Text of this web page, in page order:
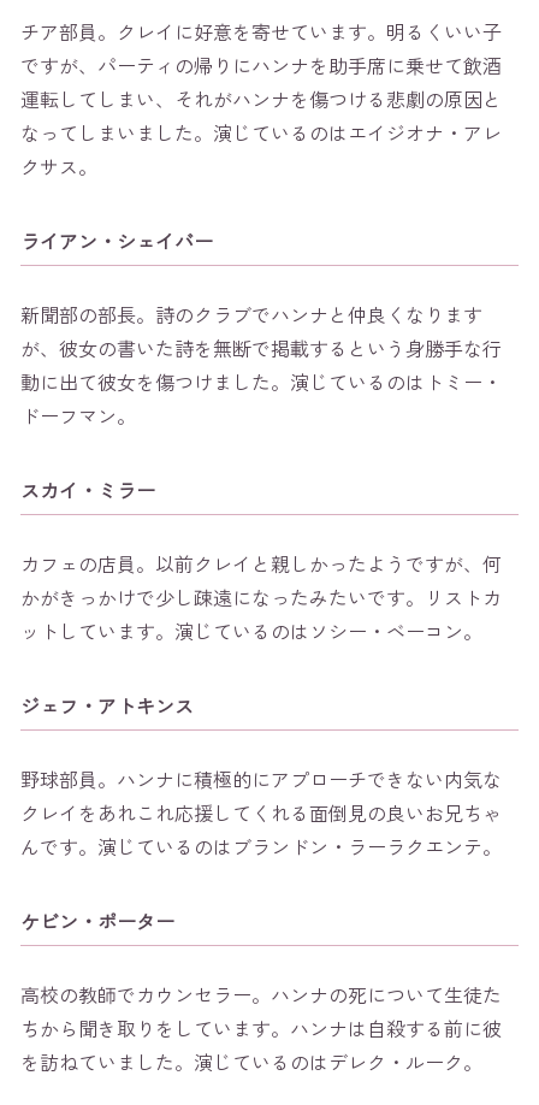
チア部員。クレイに好意を寄せています。明るくいい子
ですが、パーティの帰りにハンナを助手席に乗せて飲酒
運転してしまい、それがハンナを傷つける悲劇の原因と
なってしまいました。演じているのはエイジオナ・アレ
クサス。
ライアン・シェイバー
新聞部の部長。詩のクラブでハンナと仲良くなります
が、彼女の書いた詩を無断で掲載するという身勝手な行
動に出て彼女を傷つけました。演じているのはトミー・
ドーフマン。
スカイ・ミラー
カフェの店員。以前クレイと親しかったようですが、何
かがきっかけで少し疎遠になったみたいです。リストカ
ットしています。演じているのはソシー・ベーコン。
ジェフ・アトキンス
野球部員。ハンナに積極的にアプローチできない内気な
クレイをあれこれ応援してくれる面倒見の良いお兄ちゃ
んです。演じているのはブランドン・ラーラクエンテ。
ケビン・ポーター
高校の教師でカウンセラー。ハンナの死について生徒た
ちから聞き取りをしています。ハンナは自殺する前に彼
を訪ねていました。演じているのはデレク・ルーク。